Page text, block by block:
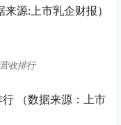
源:上市乳企财报）
收排行
（数据来源：上市